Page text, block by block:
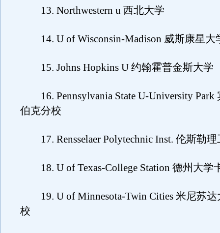
13. Northwestern u 西北大学
14. U of Wisconsin-Madison 威斯康星大
15. Johns Hopkins U 约翰霍普金斯大学
16. Pennsylvania State U-University Park
伯克分校
17. Rensselaer Polytechnic Inst. 伦斯勒理
18. U of Texas-College Station 德州大学
19. U of Minnesota-Twin Cities 米尼苏达
校